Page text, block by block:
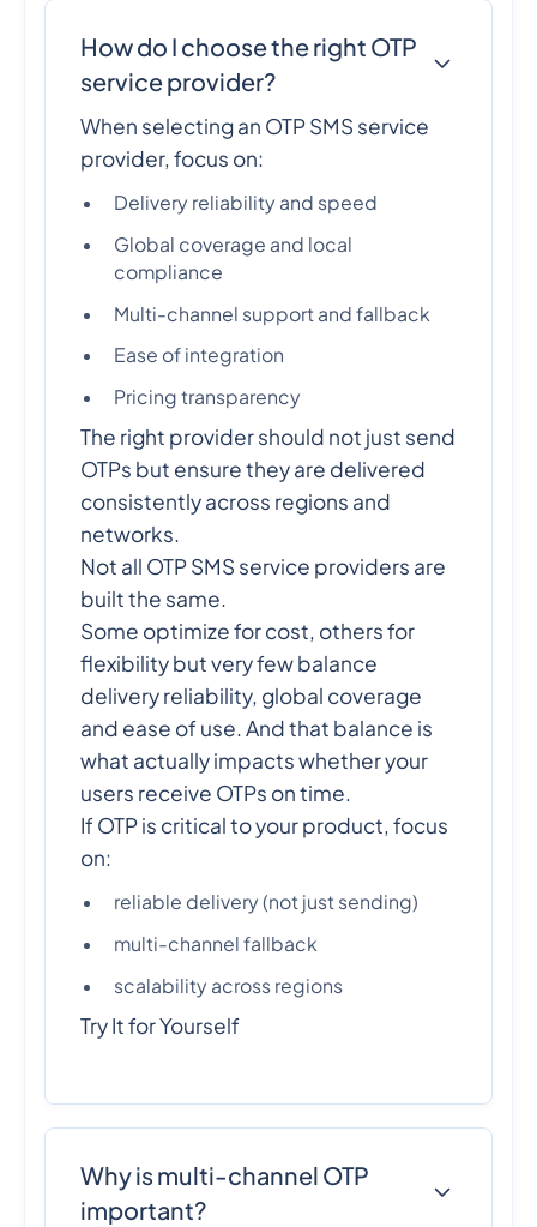
How do I choose the right OTP
service provider?
When selecting an OTP SMS service
provider, focus on:
Delivery reliability and speed
Global coverage and local
compliance
Multi-channel support and fallback
Ease of integration
Pricing transparency
The right provider should not just send
OTPs but ensure they are delivered
consistently across regions and
networks.
Not all OTP SMS service providers are
built the same.
Some optimize for cost, others for
flexibility but very few balance
delivery reliability, global coverage
and ease of use. And that balance is
what actually impacts whether your
users receive OTPs on time.
If OTP is critical to your product, focus
on:
reliable delivery (not just sending)
multi-channel fallback
scalability across regions
Try It for Yourself
Why is multi-channel OTP
important?